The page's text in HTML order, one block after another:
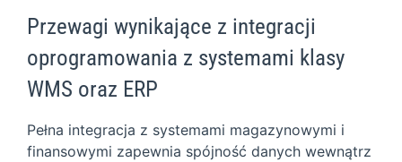
Przewagi wynikające z integracji
oprogramowania z systemami klasy
WMS oraz ERP
Pełna integracja z systemami magazynowymi i
finansowymi zapewnia spójność danych wewnątrz